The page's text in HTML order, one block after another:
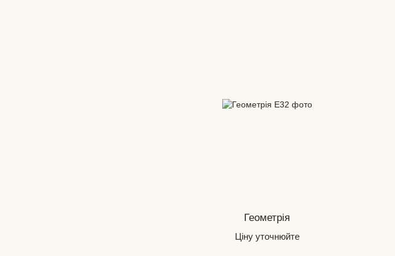
Геометрія
Ціну уточнюйте